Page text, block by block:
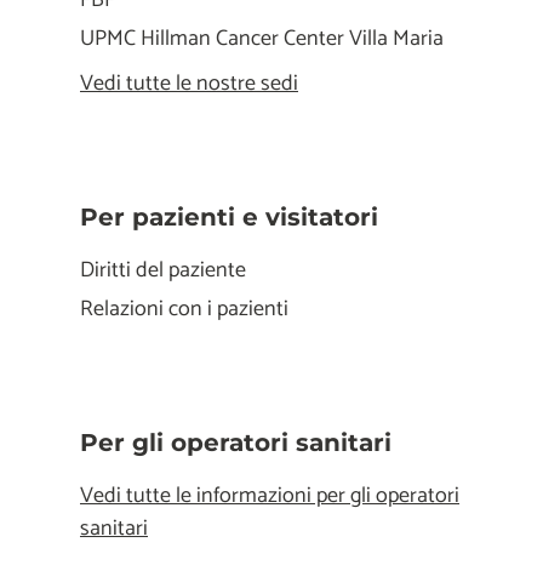
UPMC Hillman Cancer Center Villa Maria
Vedi tutte le nostre sedi
Per pazienti e visitatori
Diritti del paziente
Relazioni con i pazienti
Per gli operatori sanitari
Vedi tutte le informazioni per gli operatori
sanitari